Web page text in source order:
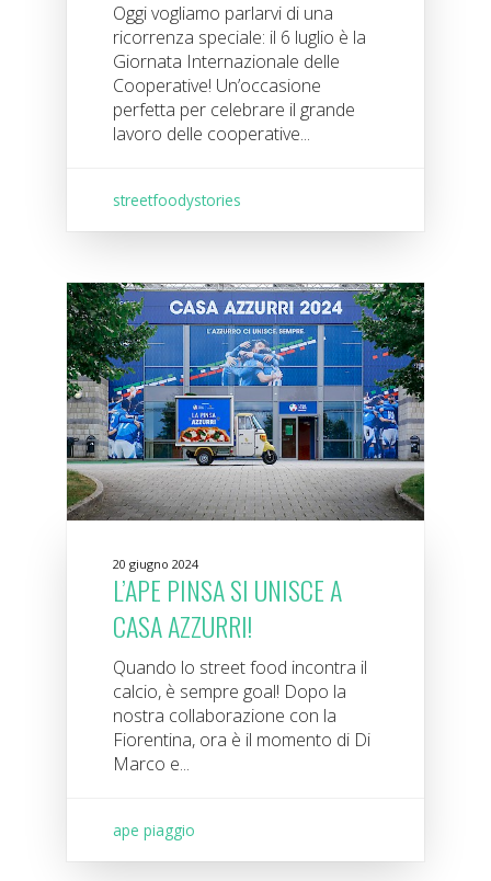
Oggi vogliamo parlarvi di una
ricorrenza speciale: il 6 luglio è la
Giornata Internazionale delle
Cooperative! Un’occasione
perfetta per celebrare il grande
lavoro delle cooperative...
streetfoodystories
20 giugno 2024
L’APE PINSA SI UNISCE A
CASA AZZURRI!
Quando lo street food incontra il
calcio, è sempre goal! Dopo la
nostra collaborazione con la
Fiorentina, ora è il momento di Di
Marco e...
ape piaggio